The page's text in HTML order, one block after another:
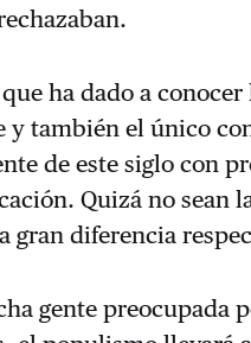
ha dado a
y también el único
de este siglo con
Quizá no sean
gran diferencia
gente preocupada